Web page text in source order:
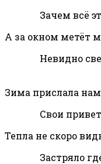
Зачем всё
А за окном метёт
Невидно
Зима прислала
Свои
Тепла не скоро
Застряло